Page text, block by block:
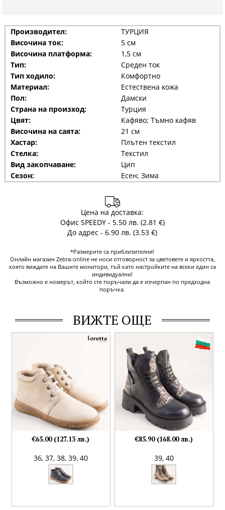
Производител:
ТУРЦИЯ
Височина ток:
5 см
Височина платформа:
1,5 см
Тип:
Среден ток
Тип ходило:
Комфортно
Материал:
Естествена кожа
Пол:
Дамски
Страна на произход:
Турция
Цвят:
Кафяво; Тъмно кафяв
Височина на саята:
21 см
Хастар:
Плътен текстил
Стелка:
Текстил
Вид закопчаване:
Цип
Сезон:
Есен; Зима
Цена на доставка:
Офис SPEEDY - 5.50 лв. (2.81 €)
До адрес - 6.90 лв. (3.53 €)
*Размерите са приблизителни!
Онлайн магазин Zebra-online не носи отговорност за цветовете и яркостта,
която виждате на Вашите монитори, тъй като настройките на всеки един са
индивидуални!
Възможно е номерът, който сте поръчали да е изчерпан по предходна
поръчка.
ВИЖТЕ ОЩЕ
36,37,38,39,40
€65.00 (127.13 лв.)
39, 40
€85.90 (168.00 лв.)